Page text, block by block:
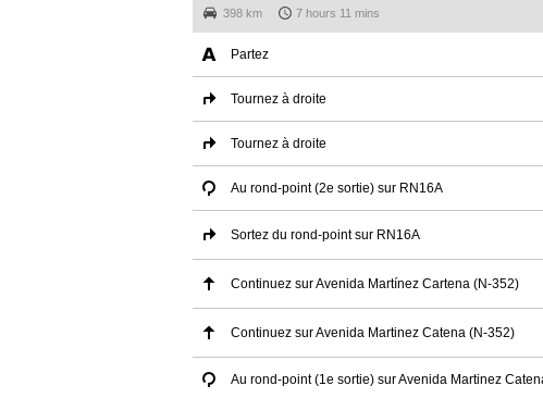
398 km 7 hours 11 mins
Partez
Tournez à droite
Tournez à droite
Au rond-point (2e sortie) sur RN16A
Sortez du rond-point sur RN16A
Continuez sur Avenida Martínez Cartena (N-352)
Continuez sur Avenida Martinez Catena (N-352)
Au rond-point (1e sortie) sur Avenida Martinez